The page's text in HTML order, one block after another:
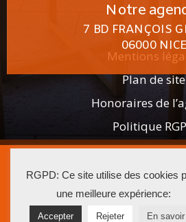
Notre
7 BD FRANÇOIS
06000 NICE
Mentions
Plan de site
Honoraires de
Politique
La Solution
RGPD: Ce site utilise des cookies
une meilleure expérience:
Accepter Rejeter En